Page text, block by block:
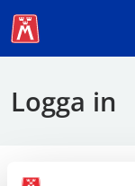
Logga in
För att logga